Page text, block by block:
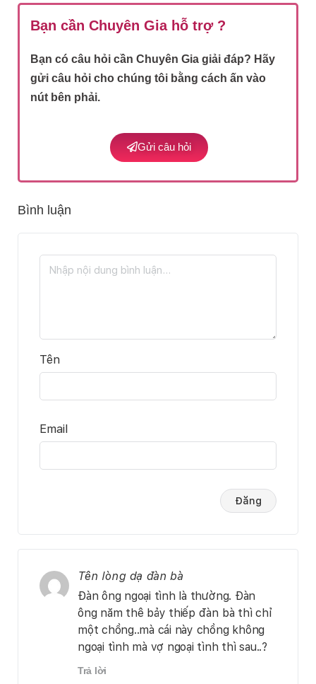
Bạn cần Chuyên Gia hỗ trợ ?
Bạn có câu hỏi cần Chuyên Gia giải đáp? Hãy
gửi câu hỏi cho chúng tôi bằng cách ấn vào
nút bên phải.
Gửi câu hỏi
Bình luận
Tên
Email
Tên lòng dạ đàn bà
Đàn ông ngoại tình là thường. Đàn
ông năm thê bảy thiếp đàn bà thì chỉ
một chồng..mà cái này chồng không
ngoại tình mà vợ ngoại tình thì sau..?
Trả lời